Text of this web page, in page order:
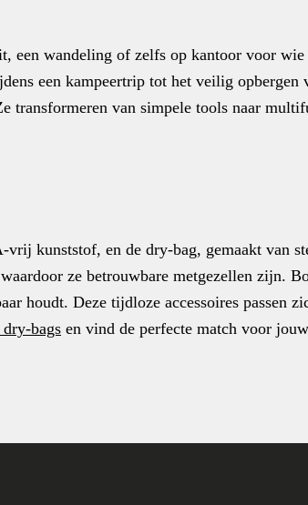
een wandeling of zelfs op kantoor voor
een kampeertrip tot het veilig opbergen
transformeren van simpele tools naar
kunststof, en de dry-bag, gemaakt van
ze betrouwbare metgezellen zijn.
houdt. Deze tijdloze accessoires passen
dry-bags en vind de perfecte match voor